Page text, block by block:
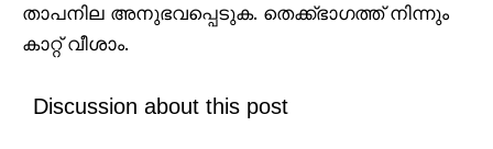
താപനില അനുഭവപ്പെടുക. തെക്ക്ഭാഗത്ത് നിന്നും
കാറ്റ് വീശാം.
Discussion about this post